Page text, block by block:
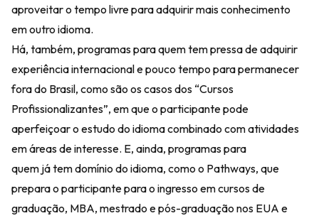
aproveitar o tempo livre para adquirir mais conhecimento
em outro idioma.
Há, também, programas para quem tem pressa de adquirir
experiência internacional e pouco tempo para permanecer
fora do Brasil, como são os casos dos “Cursos
Profissionalizantes”, em que o participante pode
aperfeiçoar o estudo do idioma combinado com atividades
em áreas de interesse. E, ainda, programas para
quem já tem domínio do idioma, como o Pathways, que
prepara o participante para o ingresso em cursos de
graduação, MBA, mestrado e pós-graduação nos EUA e